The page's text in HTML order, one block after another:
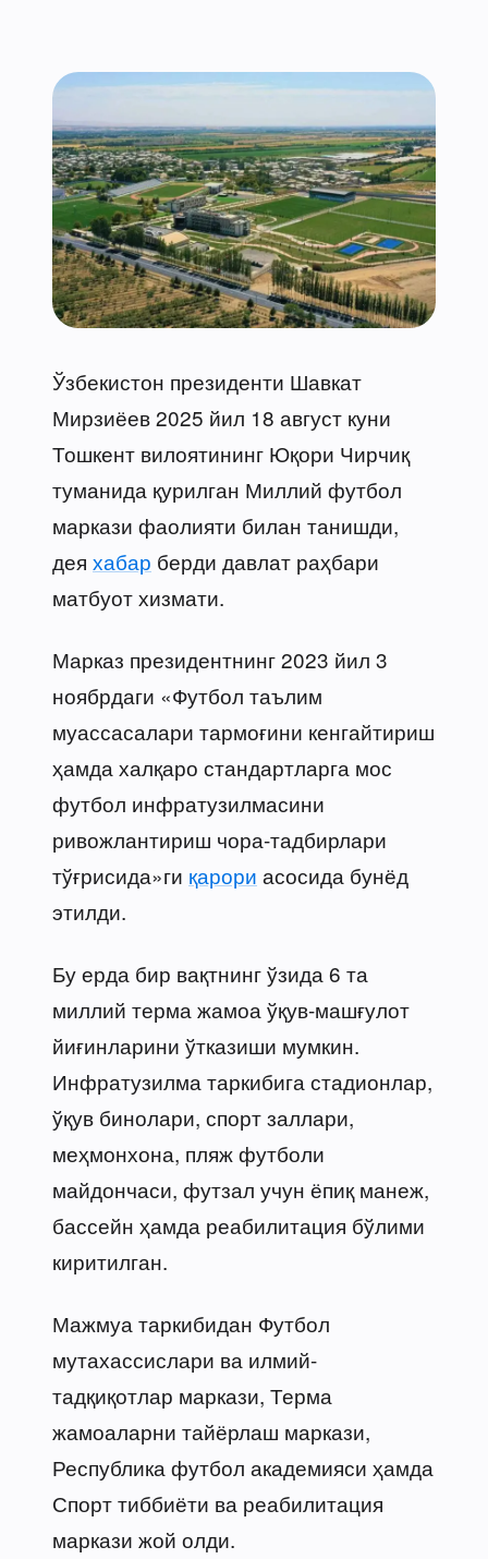
Ўзбекистон президенти Шавкат
Мирзиёев 2025 йил 18 август куни
Тошкент вилоятининг Юқори Чирчиқ
туманида қурилган Миллий футбол
маркази фаолияти билан танишди,
дея хабар берди давлат раҳбари
матбуот хизмати.
Марказ президентнинг 2023 йил 3
ноябрдаги «Футбол таълим
муассасалари тармоғини кенгайтириш
ҳамда халқаро стандартларга мос
футбол инфратузилмасини
ривожлантириш чора-тадбирлари
тўғрисида»ги қарори асосида бунёд
этилди.
Бу ерда бир вақтнинг ўзида 6 та
миллий терма жамоа ўқув-машғулот
йиғинларини ўтказиши мумкин.
Инфратузилма таркибига стадионлар,
ўқув бинолари, спорт заллари,
меҳмонхона, пляж футболи
майдончаси, футзал учун ёпиқ манеж,
бассейн ҳамда реабилитация бўлими
киритилган.
Мажмуа таркибидан Футбол
мутахассислари ва илмий-
тадқиқотлар маркази, Терма
жамоаларни тайёрлаш маркази,
Республика футбол академияси ҳамда
Спорт тиббиёти ва реабилитация
маркази жой олди.